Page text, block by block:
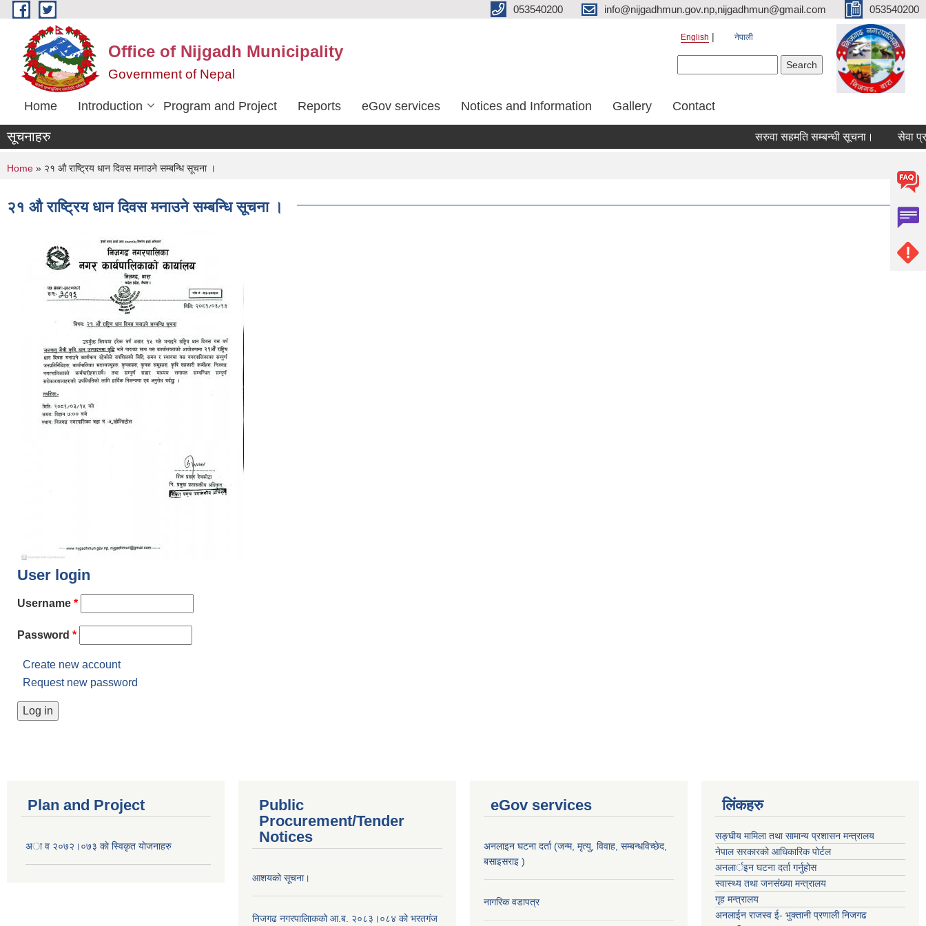
Skip to main content 053540200 info@nijgadhmun.gov.np,nijgadhmun@gmail.com 053540200
Office of Nijgadh Municipality
Government of Nepal
English नेपाली
Home Introduction Program and Project Reports eGov services Notices and Information Gallery Contact
सूचनाहरु सरुवा सहमति सम्बन्धी सूचना। सेवा
You are here
Home » २१ औ राष्ट्रिय धान दिवस मनाउने सम्बन्धि सूचना ।
२१ औ राष्ट्रिय धान दिवस मनाउने सम्बन्धि सूचना ।
User login
Username *
Password *
Create new account
Request new password
Plan and Project
अा व २०७२।०७३ काे स्विकृत याेजनाहरु
Public
Procurement/Tender
Notices
आशयको सूचना।
निजगढ नगरपालिाकको आ.ब. २०८३।०८४ को भरतगंज
eGov services
अनलाइन घटना दर्ता (जन्म, मृत्यु, विवाह, सम्बन्धविच्छेद,
बसाइसराइ )
नागरिक वडापत्र
लिंकहरु
सङ्‍घीय मामिला तथा सामान्य प्रशासन मन्त्रालय
नेपाल सरकारको आधिकारिक पोर्टल
अनलार्इन घटना दर्ता गर्नुहोस
स्वास्थ्य तथा जनसंख्या मन्त्रालय
गृह मन्त्रालय
अनलाईन राजस्व ई- भुक्तानी प्रणाली निजगढ